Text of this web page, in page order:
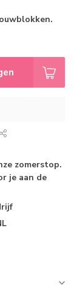
zomerstop.
je aan de